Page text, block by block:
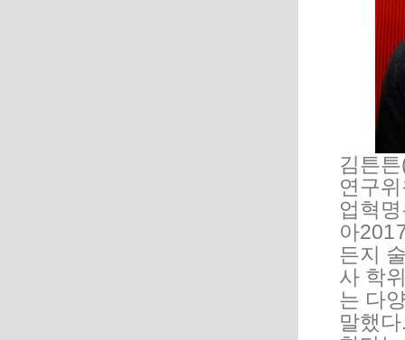
김튼
연구
업혁
아
든지
사 학
는 다
말했